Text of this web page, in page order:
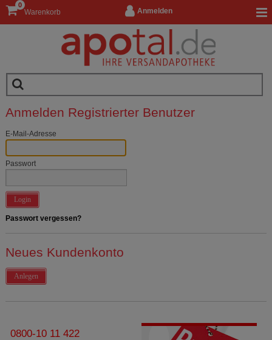
Anmelden
Warenkorb
0
Anmelden Registrierter Benutzer
E-Mail-Adresse
Passwort
Login
Passwort vergessen?
Neues Kundenkonto
Anlegen
0800-10 11 422